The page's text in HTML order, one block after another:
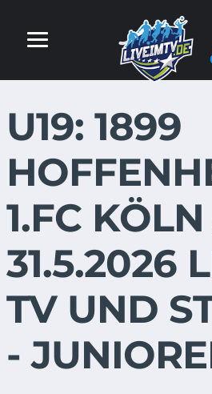
U19: 1899
1.FC
31.5.2026
TV UND
-